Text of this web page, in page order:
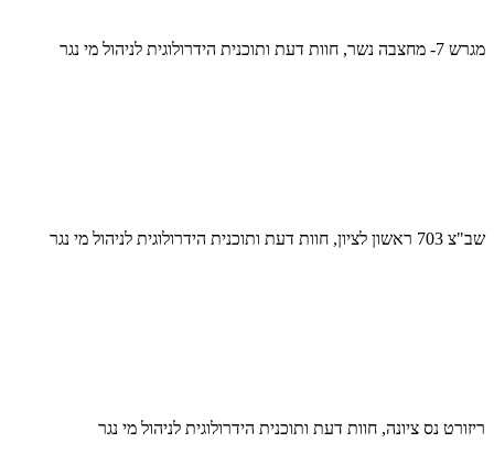
מגרש 7- מחצבה נשר, חוות דעת ותוכנית הידרולוגית לניהול מי נגר
שב"צ 703 ראשון לציון, חוות דעת ותוכנית הידרולוגית לניהול מי נגר
ריזורט נס ציונה, חוות דעת ותוכנית הידרולוגית לניהול מי נגר